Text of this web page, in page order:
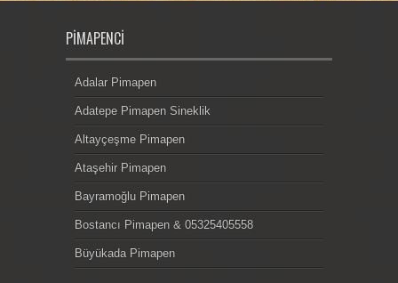
PIMAPENCI
Adalar Pimapen
Adatepe Pimapen Sineklik
Altayçeşme Pimapen
Ataşehir Pimapen
Bayramoğlu Pimapen
Bostancı Pimapen & 05325405558
Büyükada Pimapen